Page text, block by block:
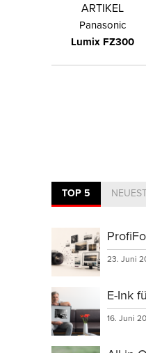
ARTIKEL
Panasonic
Lumix FZ300
TOP 5
23. Juni
E-Ink
16. Juni